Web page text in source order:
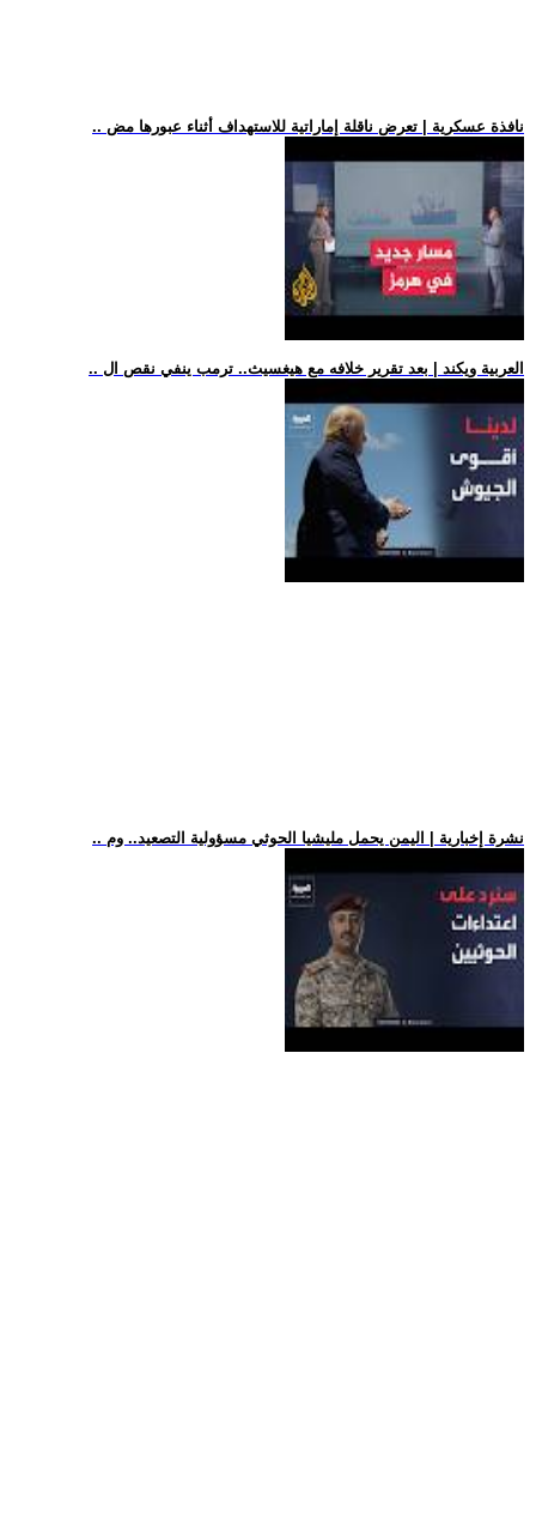
.. نافذة عسكرية | تعرض ناقلة إماراتية للاستهداف أثناء عبورها مض
.. العربية ويكند | بعد تقرير خلافه مع هيغسيث.. ترمب ينفي نقص ال
.. نشرة إخبارية | اليمن يحمل مليشيا الحوثي مسؤولية التصعيد.. وم